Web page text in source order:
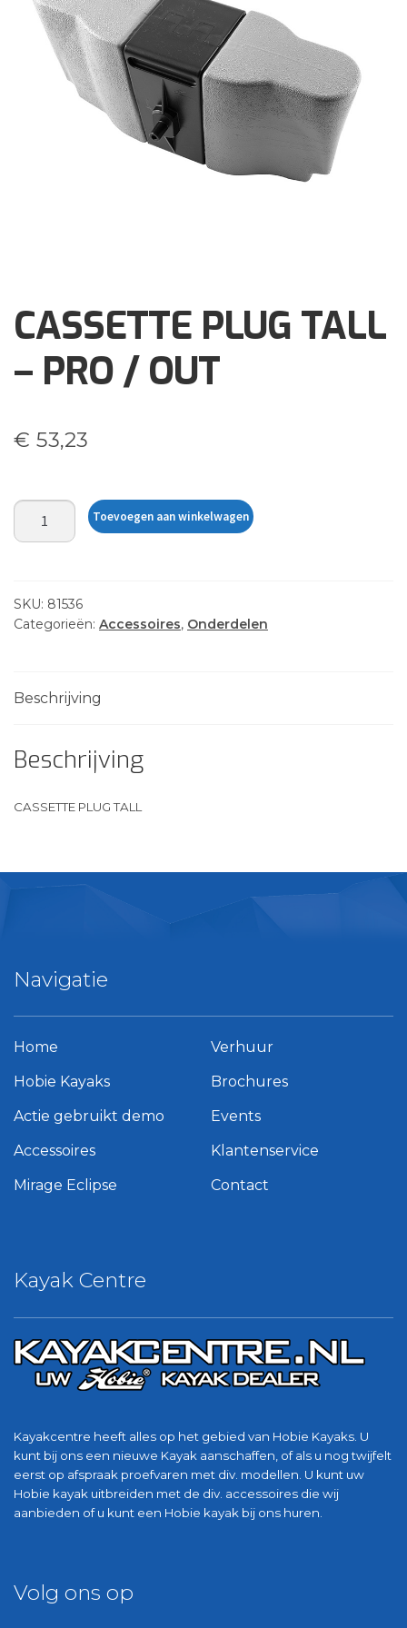
Brochures
Klantenservice
CASSETTE PLUG TALL
– PRO / OUT
€ 53,23
CASSETTE
PLUG
PRO
/
Toevoegen aan winkelwagen
SKU: 81536
Categorieën: Accessoires, Onderdelen
Beschrijving
Beschrijving
CASSETTE PLUG TALL
Kayak Centre
Kayakcentre heeft alles op het gebied van Hobie Kayaks. U
kunt bij ons een nieuwe Kayak aanschaffen, of als u nog twijfelt
eerst op afspraak proefvaren met div. modellen. U kunt uw
Hobie kayak uitbreiden met de div. accessoires die wij
aanbieden of u kunt een Hobie kayak bij ons huren.
Navigatie
Home
Hobie Kayaks
Actie gebruikt demo
Accessoires
Mirage Eclipse
Verhuur
Brochures
Events
Klantenservice
Contact
Volg ons op